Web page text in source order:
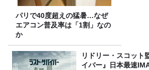
パリで40度超えの猛暑…なぜ
エアコン普及率は「1割」なの
か
リドリー・スコット
イバー』日本最速